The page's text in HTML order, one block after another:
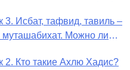
Концепция ибн
Исбат, тафвид, тавиль –
Можно ли
сифата «биля кейфа» (без
2. Кто такие Ахлю Хадис?